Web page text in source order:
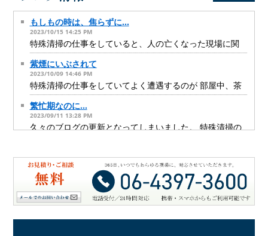
もしもの時は、焦らずに…
2023/10/15 14:25 PM
特殊清掃の仕事をしていると、人の亡くなった現場に関
して 一番厳しい現場を知っているのは我々ではないと思
い知らされます。 では、いったい誰が凄惨な現場を見て
いると思うのか？ その答えは、警察の方々です。 例えば
マンションの一室から異臭がする、住人が出入りしてい
る気配もない… そんな通報を受けて現場に駆け付け、管
理者から鍵を預り現場に踏み込むのは警察の方々です。
そこで、時には長時間放置され傷んだ遺体を確認し、 そ
のご遺体を納体袋に入れ運び出すのは警察の方々のお仕
事です。 我々のような特殊清掃のスタッフは、ご遺体と
対面する機会はありません。 しかし、時にはイレギュラ
であったり、 住居の管理者に連絡が入ります。 警察の
方々や我々特殊清掃スタッフは、こうした現場に慣れて
いるプロですが、 大家さんや管理会社の方にとっては、
孤独死は頻繁にあるわけではありません。 そのため、警
察に連絡すると同時に「とにかく早く！」と、 我々にご
連絡をくださるケースがあります。 本来であれば、警察
ないと判断されて、ようやく室内に入ることができるよ
紫煙にいぶされて
2023/10/09 14:46 PM
特殊清掃の仕事をしていてよく遭遇するのが 部屋中、茶
色いお部屋です。 天井も壁もドアも家電や壁につられた
ままの洋服も とにかく茶色。 この色の原因はタバコの煙
です。 特殊清掃のご依頼を受けると私たちはまず ご遺体
のにおいを消す消臭作業をします。 腐敗した体液やご遺
体の一部を丁寧に除去すると 一気に室内の臭いは落ち着
いぶされた部屋は、 先にも書いたように、とにかく変色
していて、 さらに、壁紙をはがしても、躯体に染み込ん
でしまっています。 幸い、ヤニ汚れ自体はアルカリ洗剤
を使うと面白いように落ちていきます。 茶色かった扉
が、真っ白になる瞬間はなかなか快感です。 とはいえ、
この汚れが体内に入っていたかと思うと、 やはりタバコ
はスッキリきれいに仕上げても、 臭いもスッキリ…とは
繁忙期なのに…
2023/09/11 13:28 PM
久々のブログの更新となってしまいました。 特殊清掃の
ません。 繁忙期は、夏。 ここでピンとくる方もいらっし
ゃるでしょうか？ 夏の暑さのため、亡くなってすぐにご
遺体が腐敗し、臭いが漏れることで 近所から警察などに
知らされて発見されるケースが増えるのです。 もちろん
冬に亡くなる方も多くいらっしゃるので、 夏場になって
強い臭いが近所に漏れるようになったり、 窓を開ける機
ようです。 今年も例にもれず、6月後半ごろから一気にご
2023/05/30 16:50 PM
「妹が亡くなったので、掃除をお願いしたいのですが…」
高齢女性からの弱々しい声でご依頼の電話がありまし
た。 ひとりで住んでいた妹さんがお風呂で亡くなったと
のことでした。 幸い、発見は比較的早く、ご遺体の状況
や現場の臭気等は そこまでひどくなかったといいます。
掃に入ってもらう方がいいと聞き、 弊社にご相談をして
へそくり
2023/05/19 09:07 AM
遭遇するのがお金の問題です。 今回は２つのエピソード